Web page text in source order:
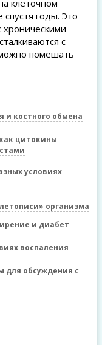
клеточном
годы. Это
с
помешать
и костного обмена
цитокины
условиях
организма
и диабет
воспаления
для обсуждения с